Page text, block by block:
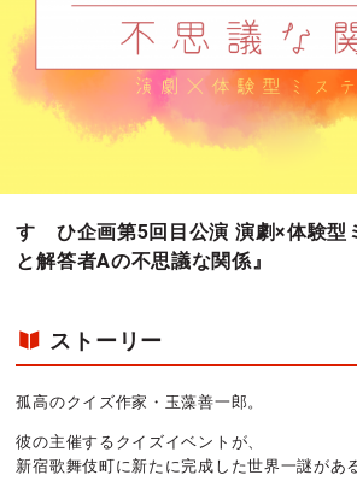
すゞひ企画第5回目公演 演劇×体験型
と解答者Aの不思議な関係』
ストーリー
孤高のクイズ作家・玉藻善一郎。
彼の主催するクイズイベントが、
新宿歌舞伎町に新たに完成した世界一謎があ